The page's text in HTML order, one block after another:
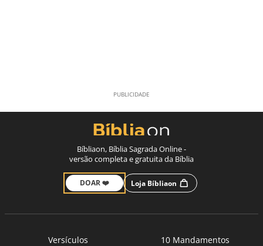
Bíbliaon, Bíblia Sagrada Online -
versão completa e gratuita da Bíblia
DOAR ❤️ Loja Bíbliaon
Versículos
10 Mandamentos